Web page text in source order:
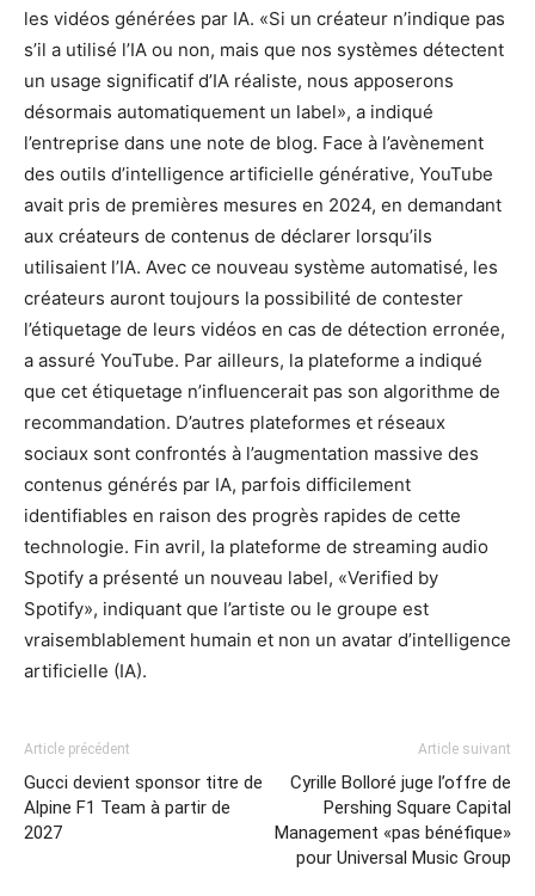
les vidéos générées par IA. «Si un créateur n’indique pas
s’il a utilisé l’IA ou non, mais que nos systèmes détectent
un usage significatif d’IA réaliste, nous apposerons
désormais automatiquement un label», a indiqué
l’entreprise dans une note de blog. Face à l’avènement
des outils d’intelligence artificielle générative, YouTube
avait pris de premières mesures en 2024, en demandant
aux créateurs de contenus de déclarer lorsqu’ils
utilisaient l’IA. Avec ce nouveau système automatisé, les
créateurs auront toujours la possibilité de contester
l’étiquetage de leurs vidéos en cas de détection erronée,
a assuré YouTube. Par ailleurs, la plateforme a indiqué
que cet étiquetage n’influencerait pas son algorithme de
recommandation. D’autres plateformes et réseaux
sociaux sont confrontés à l’augmentation massive des
contenus générés par IA, parfois difficilement
identifiables en raison des progrès rapides de cette
technologie. Fin avril, la plateforme de streaming audio
Spotify a présenté un nouveau label, «Verified by
Spotify», indiquant que l’artiste ou le groupe est
vraisemblablement humain et non un avatar d’intelligence
artificielle (IA).
Article précédent
Gucci devient sponsor titre de
Alpine F1 Team à partir de
2027
Article suivant
Cyrille Bolloré juge l’offre de
Pershing Square Capital
Management «pas bénéfique»
pour Universal Music Group